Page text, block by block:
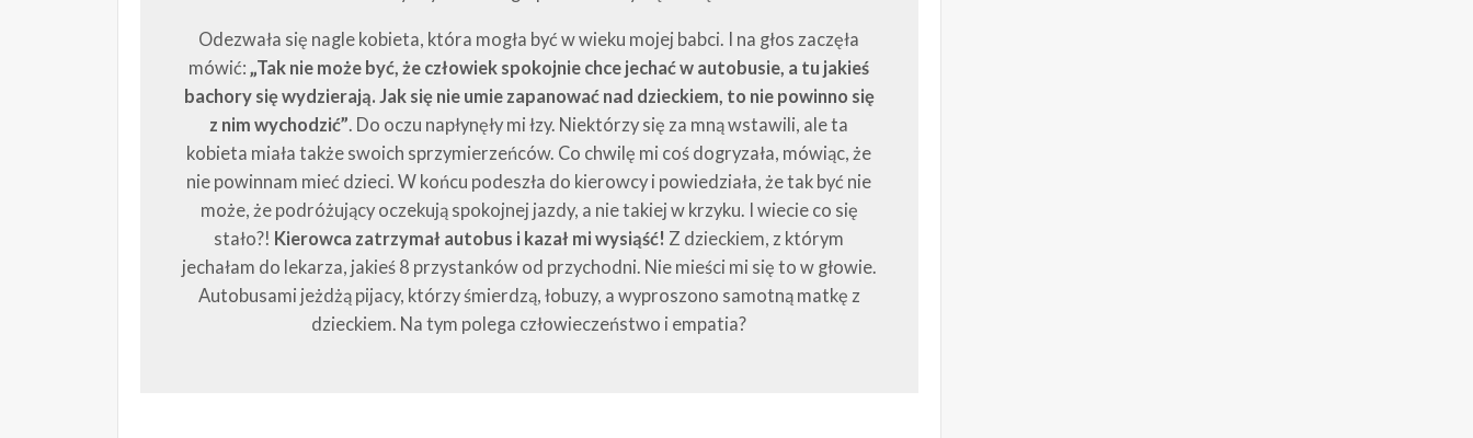
Odezwała się nagle kobieta, która mogła być w wieku mojej babci. I na głos zaczęła
mówić:„Tak nie może być, że człowiek spokojnie chce jechać w autobusie, a tu jakieś
bachory się wydzierają. Jak się nie umie zapanować nad dzieckiem, to nie powinno się
z nim wychodzić”. Do oczu napłynęły mi łzy. Niektórzy się za mną wstawili, ale ta
kobieta miała także swoich sprzymierzeńców. Co chwilę mi coś dogryzała, mówiąc, że
nie powinnam mieć dzieci. W końcu podeszła do kierowcy i powiedziała, że tak być nie
może, że podróżujący oczekują spokojnej jazdy, a nie takiej w krzyku. I wiecie co się
stało?! Kierowca zatrzymał autobus i kazał mi wysiąść! Z dzieckiem, z którym
jechałam do lekarza, jakieś 8 przystanków od przychodni. Nie mieści mi się to w głowie.
Autobusami jeżdżą pijacy, którzy śmierdzą, łobuzy, a wyproszono samotną matkę z
dzieckiem. Na tym polega człowieczeństwo i empatia?